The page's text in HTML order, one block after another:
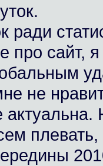
ради
про сайт,
не